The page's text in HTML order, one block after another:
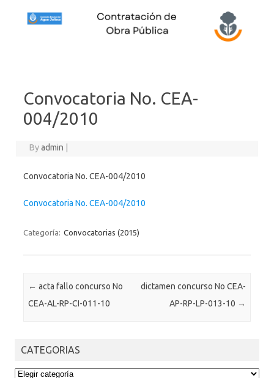
Convocatoria No. CEA-
004/2010
Byadmin
Convocatoria No. CEA-004/2010
Convocatoria No. CEA-004/2010
Categoría: Convocatorias (2015)
Post navigation
← acta fallo concurso No
CEA-AL-RP-CI-011-10
dictamen concurso No CEA-
AP-RP-LP-013-10 →
CATEGORIAS
CATEGORIAS